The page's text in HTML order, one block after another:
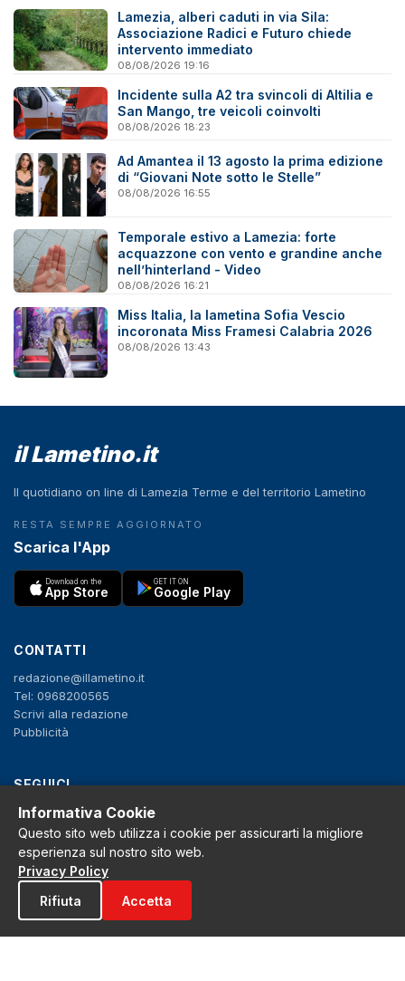
Lamezia, alberi caduti in via Sila:
Associazione Radici e Futuro chiede
intervento immediato
08/08/2026 19:16
Incidente sulla A2 tra svincoli di Altilia e
San Mango, tre veicoli coinvolti
08/08/2026 18:23
Ad Amantea il 13 agosto la prima edizione
di “Giovani Note sotto le Stelle”
08/08/2026 16:55
Temporale estivo a Lamezia: forte
acquazzone con vento e grandine anche
nell’hinterland - Video
08/08/2026 16:21
Miss Italia, la lametina Sofia Vescio
incoronata Miss Framesi Calabria 2026
08/08/2026 13:43
il Lametino.it
Il quotidiano on line di Lamezia Terme e del territorio Lametino
RESTA SEMPRE AGGIORNATO
Scarica l'App
Download on the
App Store
GET IT ON
Google Play
CONTATTI
redazione@illametino.it
Tel: 0968200565
Scrivi alla redazione
Pubblicità
SEGUICI
f X IG YT
Privacy Policy
Cookie Policy
Note legali
Informativa Cookie
Questo sito web utilizza i cookie per assicurarti la migliore
esperienza sul nostro sito web.
Privacy Policy
Rifiuta
Accetta